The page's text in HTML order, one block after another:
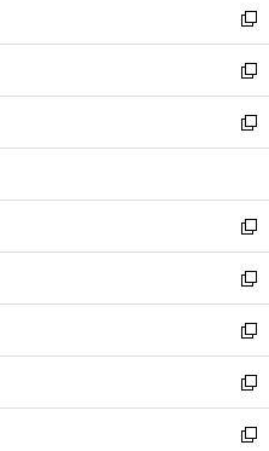
く
で
開
く
ド
ウ
で
開
く
ィ
ン
ド
ウ
で
開
い
ウ
ィ
ン
ド
ウ
開
く
新
し
い
ウ
ィ
ン
ウ
で
開
く
新
し
い
ウ
ン
ド
ウ
で
開
く
新
し
ウ
ィ
ン
ド
ウ
で
開
く
新
し
い
ウ
ィ
ン
ド
ウ
で
新
し
い
ウ
ィ
ン
ド
新
し
い
ウ
ィ
新
し
い
新